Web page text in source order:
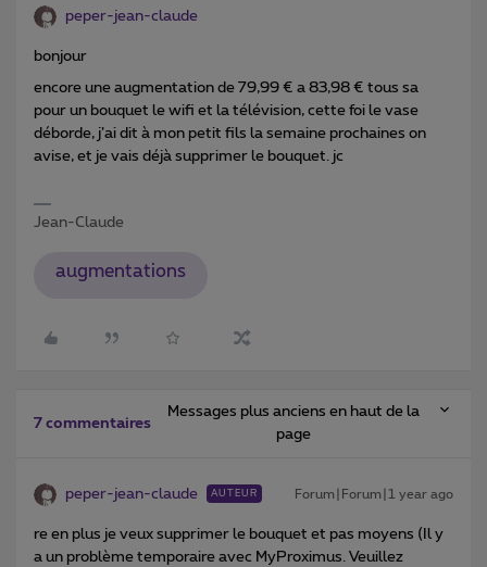
peper-jean-claude
bonjour
encore une augmentation de 79,99 € a 83,98 € tous sa
pour un bouquet le wifi et la télévision, cette foi le vase
déborde, j’ai dit à mon petit fils la semaine prochaines on
avise, et je vais déjà supprimer le bouquet. jc
Jean-Claude
augmentations
7 commentaires
Messages plus anciens en haut de la
page
peper-jean-claude AUTEUR Forum|Forum|1 year ago
re en plus je veux supprimer le bouquet et pas moyens (Il y
a un problème temporaire avec MyProximus. Veuillez